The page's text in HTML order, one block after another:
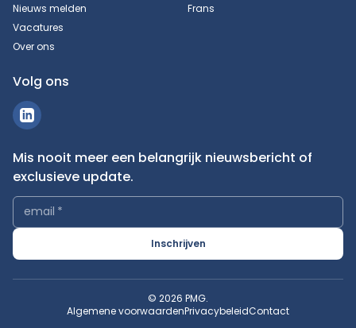
Nieuws melden
Vacatures
Over ons
Frans
Volg ons
Mis nooit meer een belangrijk nieuwsbericht of
exclusieve update.
email *
Inschrijven
© 2026 PMG.
Algemene voorwaardenPrivacybeleidContact